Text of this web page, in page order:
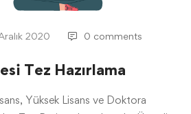
2020 0 comments
Tez Hazırlama
Yüksek Lisans ve Doktora